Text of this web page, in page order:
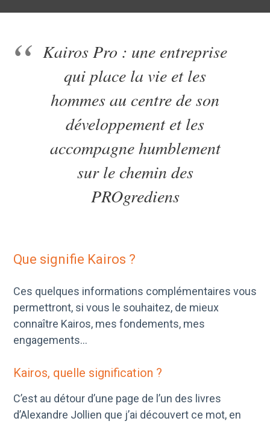
Kairos Pro : une entreprise
qui place la vie et les
hommes au centre de son
développement et les
accompagne humblement
sur le chemin des
PROgrediens
Que signifie Kairos ?
Ces quelques informations complémentaires vous
permettront, si vous le souhaitez, de mieux
connaître Kairos, mes fondements, mes
engagements…
Kairos, quelle signification ?
C’est au détour d’une page de l’un des livres
d’Alexandre Jollien que j’ai découvert ce mot, en